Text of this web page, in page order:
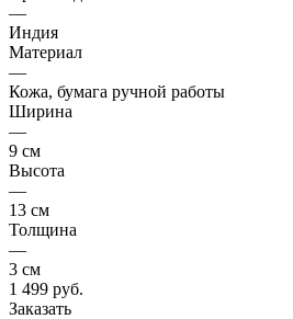
—
Индия
Материал
—
Кожа, бумага ручной работы
Ширина
—
9 см
Высота
—
13 см
Толщина
—
3 см
1 499 руб.
Заказать